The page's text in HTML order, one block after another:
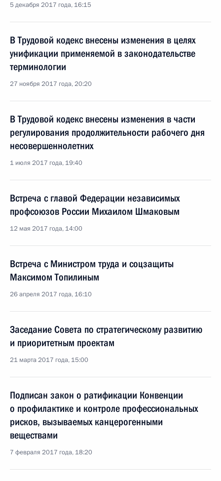
5 декабря 2017 года, 16:15
В Трудовой кодекс внесены изменения в целях
унификации применяемой в законодательстве
терминологии
27 ноября 2017 года, 20:20
В Трудовой кодекс внесены изменения в части
регулирования продолжительности рабочего дня
несовершеннолетних
1 июля 2017 года, 19:40
Встреча с главой Федерации независимых
профсоюзов России Михаилом Шмаковым
12 мая 2017 года, 14:00
Встреча с Министром труда и соцзащиты
Максимом Топилиным
26 апреля 2017 года, 16:10
Заседание Совета по стратегическому развитию
и приоритетным проектам
21 марта 2017 года, 15:00
Подписан закон о ратификации Конвенции
о профилактике и контроле профессиональных
рисков, вызываемых канцерогенными
веществами
7 февраля 2017 года, 18:20